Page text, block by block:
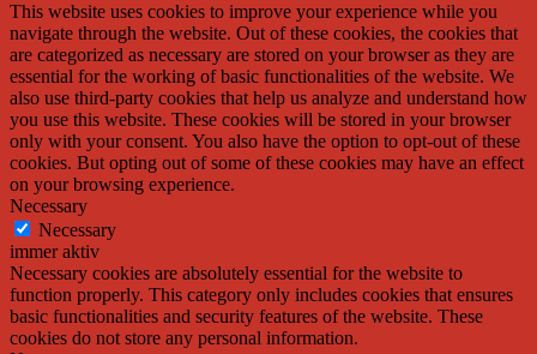
This website uses cookies to improve your experience while you
navigate through the website. Out of these cookies, the cookies that
are categorized as necessary are stored on your browser as they are
essential for the working of basic functionalities of the website. We
also use third-party cookies that help us analyze and understand how
you use this website. These cookies will be stored in your browser
only with your consent. You also have the option to opt-out of these
cookies. But opting out of some of these cookies may have an effect
on your browsing experience.
Necessary
Necessary
immer aktiv
Necessary cookies are absolutely essential for the website to
function properly. This category only includes cookies that ensures
basic functionalities and security features of the website. These
cookies do not store any personal information.